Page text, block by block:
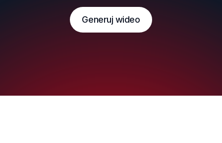
Generuj wideo